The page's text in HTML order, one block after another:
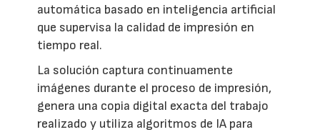
automática basado en inteligencia artificial
que supervisa la calidad de impresión en
tiempo real.
La solución captura continuamente
imágenes durante el proceso de impresión,
genera una copia digital exacta del trabajo
realizado y utiliza algoritmos de IA para